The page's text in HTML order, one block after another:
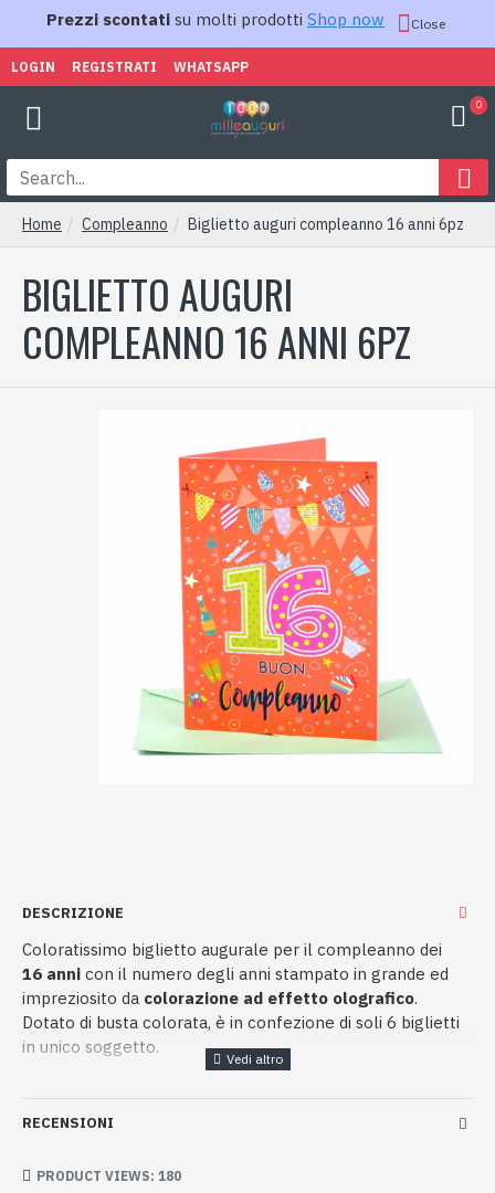
Prezzi scontati su molti prodotti Shop now Close
LOGIN REGISTRATI WHATSAPP
0
Home Compleanno Biglietto auguri compleanno 16 anni 6pz
BIGLIETTO AUGURI
COMPLEANNO 16 ANNI 6PZ
DESCRIZIONE
Coloratissimo biglietto augurale per il compleanno dei
16 anni con il numero degli anni stampato in grande ed
impreziosito da colorazione ad effetto olografico.
Dotato di busta colorata, è in confezione di soli 6 biglietti
in unico soggetto.
RECENSIONI
PRODUCT VIEWS: 180